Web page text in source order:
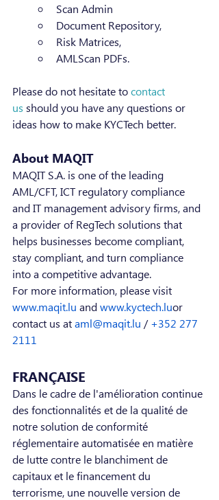
Scan Admin
Document Repository,
Risk Matrices,
AMLScan PDFs.
Please do not hesitate to contact
us should you have any questions or
ideas how to make KYCTech better.
About MAQIT
MAQIT S.A. is one of the leading
AML/CFT, ICT regulatory compliance
and IT management advisory firms, and
a provider of RegTech solutions that
helps businesses become compliant,
stay compliant, and turn compliance
into a competitive advantage.
For more information, please visit
www.maqit.lu and www.kyctech.luor
contact us at aml@maqit.lu / +352 277
2111
FRANÇAISE
Dans le cadre de l'amélioration continue
des fonctionnalités et de la qualité de
notre solution de conformité
réglementaire automatisée en matière
de lutte contre le blanchiment de
capitaux et le financement du
terrorisme, une nouvelle version de